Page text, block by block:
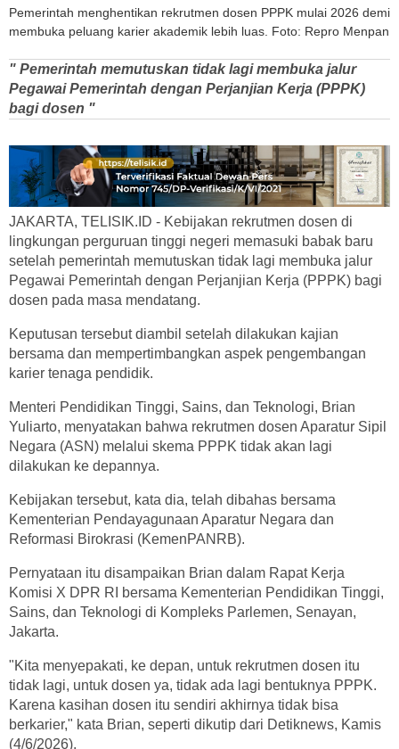
Pemerintah menghentikan rekrutmen dosen PPPK mulai 2026 demi
membuka peluang karier akademik lebih luas. Foto: Repro Menpan
" Pemerintah memutuskan tidak lagi membuka jalur
Pegawai Pemerintah dengan Perjanjian Kerja (PPPK)
bagi dosen "
JAKARTA, TELISIK.ID - Kebijakan rekrutmen dosen di
lingkungan perguruan tinggi negeri memasuki babak baru
setelah pemerintah memutuskan tidak lagi membuka jalur
Pegawai Pemerintah dengan Perjanjian Kerja (PPPK) bagi
dosen pada masa mendatang.
Keputusan tersebut diambil setelah dilakukan kajian
bersama dan mempertimbangkan aspek pengembangan
karier tenaga pendidik.
Menteri Pendidikan Tinggi, Sains, dan Teknologi, Brian
Yuliarto, menyatakan bahwa rekrutmen dosen Aparatur Sipil
Negara (ASN) melalui skema PPPK tidak akan lagi
dilakukan ke depannya.
Kebijakan tersebut, kata dia, telah dibahas bersama
Kementerian Pendayagunaan Aparatur Negara dan
Reformasi Birokrasi (KemenPANRB).
Pernyataan itu disampaikan Brian dalam Rapat Kerja
Komisi X DPR RI bersama Kementerian Pendidikan Tinggi,
Sains, dan Teknologi di Kompleks Parlemen, Senayan,
Jakarta.
"Kita menyepakati, ke depan, untuk rekrutmen dosen itu
tidak lagi, untuk dosen ya, tidak ada lagi bentuknya PPPK.
Karena kasihan dosen itu sendiri akhirnya tidak bisa
berkarier," kata Brian, seperti dikutip dari Detiknews, Kamis
(4/6/2026).